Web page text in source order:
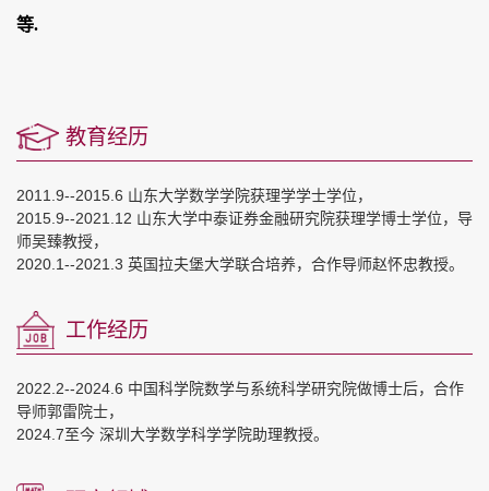
等.
教育经历
2011.9--2015.6 山东大学数学学院获理学学士学位，
2015.9--2021.12 山东大学中泰证券金融研究院获理学博士学位，导
师吴臻教授，
2020.1--2021.3 英国拉夫堡大学联合培养，合作导师赵怀忠教授。
工作经历
2022.2--2024.6 中国科学院数学与系统科学研究院做博士后，合作
导师郭雷院士，
2024.7至今 深圳大学数学科学学院助理教授。